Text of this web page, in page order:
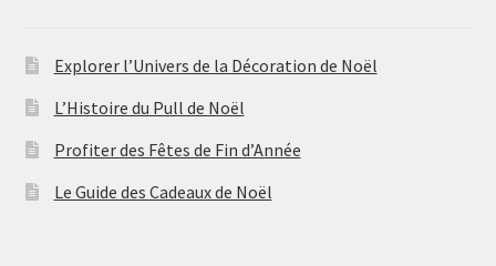
Explorer l’Univers de la Décoration de Noël
L’Histoire du Pull de Noël
Profiter des Fêtes de Fin d’Année
Le Guide des Cadeaux de Noël